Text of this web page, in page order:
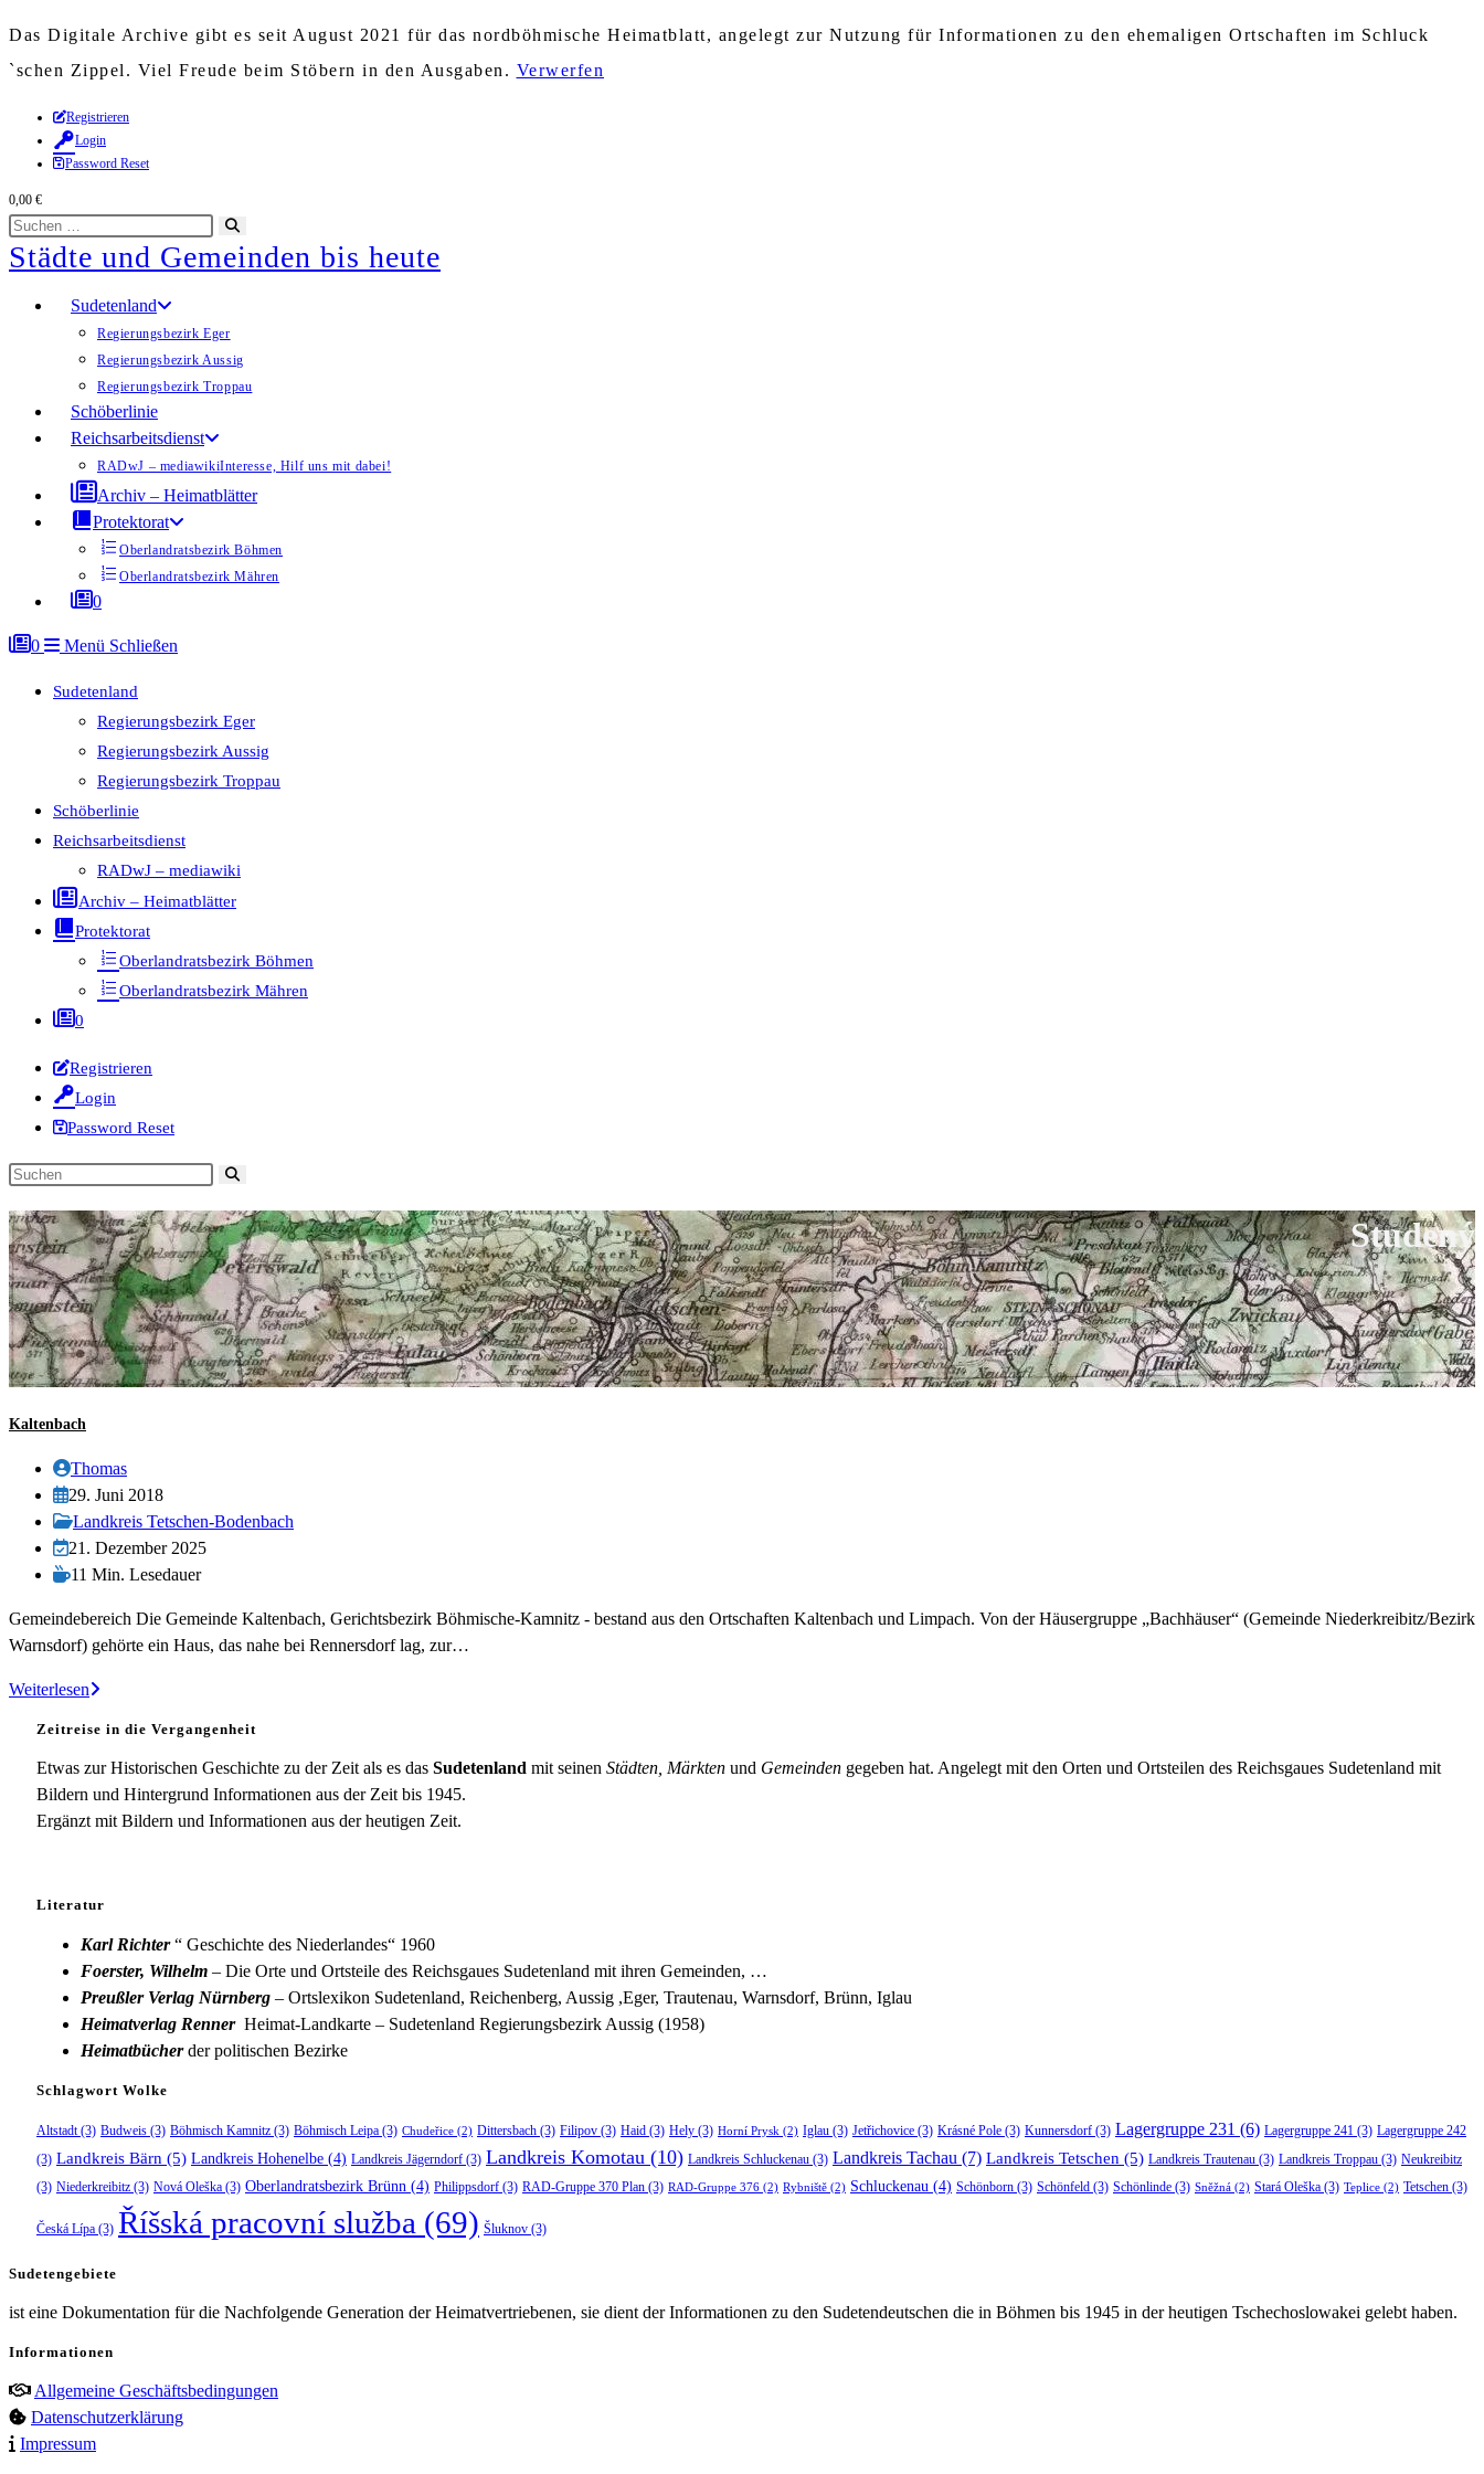
Das Digitale Archive gibt es seit August 2021 für das nordböhmische Heimatblatt, angelegt zur Nutzung für Informationen zu den ehemaligen Ortschaften im Schluck
`schen Zippel. Viel Freude beim Stöbern in den Ausgaben. Verwerfen
Zum
Inhalt
springen
Registrieren
Login
Password Reset
0,00 €
Diese
Website
durchsuchen
starten
Städte und Gemeinden bis heute
Sudetenland
Regierungsbezirk Eger
Regierungsbezirk Aussig
Regierungsbezirk Troppau
Schöberlinie
Reichsarbeitsdienst
RADwJ – mediawikiInteresse, Hilf uns mit dabei!
Archiv – Heimatblätter
Protektorat
Oberlandratsbezirk Böhmen
Oberlandratsbezirk Mähren
0
0 Menü Schließen
Sudetenland
Regierungsbezirk Eger
Regierungsbezirk Aussig
Regierungsbezirk Troppau
Schöberlinie
Reichsarbeitsdienst
RADwJ – mediawiki
Archiv – Heimatblätter
Protektorat
Oberlandratsbezirk Böhmen
Oberlandratsbezirk Mähren
0
Registrieren
Login
Password Reset
Diese
durchsuchen
Studený
Kaltenbach
Beitrags-
Autor:
Thomas
Beitrag
veröffentlicht:
29. Juni 2018
Beitrags-
Kategorie:
Landkreis Tetschen-Bodenbach
Beitrag
zuletzt
am:
21. Dezember 2025
Lesedauer:
11 Min. Lesedauer
Gemeindebereich Die Gemeinde Kaltenbach, Gerichtsbezirk Böhmische-Kamnitz - bestand aus den Ortschaften Kaltenbach und Limpach. Von der Häusergruppe „Bachhäuser“ (Gemeinde Niederkreibitz/Bezirk
Warnsdorf) gehörte ein Haus, das nahe bei Rennersdorf lag, zur…
WeiterlesenKaltenbach
Zeitreise in die Vergangenheit
Etwas zur Historischen Geschichte zu der Zeit als es das Sudetenland mit seinen Städten, Märkten und Gemeinden gegeben hat. Angelegt mit den Orten und Ortsteilen des Reichsgaues Sudetenland mit
Bildern und Hintergrund Informationen aus der Zeit bis 1945.
Ergänzt mit Bildern und Informationen aus der heutigen Zeit.
Literatur
Karl Richter“ Geschichte des Niederlandes“ 1960
Foerster, Wilhelm – Die Orte und Ortsteile des Reichsgaues Sudetenland mit ihren Gemeinden, …
Preußler Verlag Nürnberg – Ortslexikon Sudetenland, Reichenberg, Aussig ,Eger, Trautenau, Warnsdorf, Brünn, Iglau
Heimatverlag Renner Heimat-Landkarte – Sudetenland Regierungsbezirk Aussig (1958)
Heimatbücherder politischen Bezirke
Schlagwort Wolke
Altstadt(3) Budweis (3) Böhmisch Kamnitz (3) Böhmisch Leipa (3) Chudeřice (2) Dittersbach (3) Filipov (3) Haid (3) Hely (3) Horní Prysk (2) Iglau (3) Jetřichovice (3) Krásné Pole (3) Kunnersdorf (3) Lagergruppe 231 (6) Lagergruppe 241 (3) Lagergruppe 242
(3) Landkreis Bärn (5) Landkreis Hohenelbe (4) Landkreis Jägerndorf (3) Landkreis Komotau (10) Landkreis Schluckenau (3) Landkreis Tachau (7) Landkreis Tetschen (5) Landkreis Trautenau (3) Landkreis Troppau (3) Neukreibitz
(3) Niederkreibitz (3) Nová Oleška (3) Oberlandratsbezirk Brünn (4) Philippsdorf (3) RAD-Gruppe 370 Plan (3) RAD-Gruppe 376 (2) Rybniště (2) Schluckenau (4) Schönborn (3) Schönfeld (3) Schönlinde (3) Sněžná (2) Stará Oleška (3) Teplice (2) Tetschen (3)
Česká Lípa (3) Říšská pracovní služba (69) Šluknov (3)
Sudetengebiete
ist eine Dokumentation für die Nachfolgende Generation der Heimatvertriebenen, sie dient der Informationen zu den Sudetendeutschen die in Böhmen bis 1945 in der heutigen Tschechoslowakei gelebt haben.
Informationen
Allgemeine Geschäftsbedingungen
Datenschutzerklärung
Impressum